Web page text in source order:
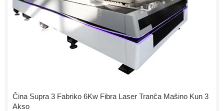
Ĉina Supra 3 Fabriko 6Kw Fibra Laser Tranĉa Maŝino Kun 3
Akso